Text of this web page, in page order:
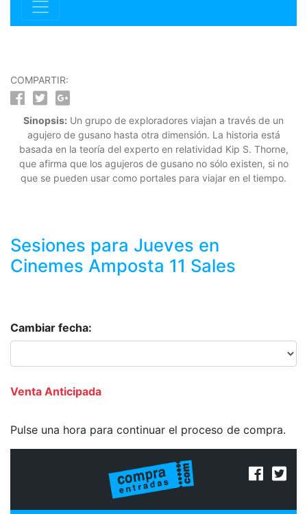
COMPARTIR:
Sinopsis: Un grupo de exploradores viajan a través de un
agujero de gusano hasta otra dimensión. La historia está
basada en la teoría del experto en relatividad Kip S. Thorne,
que afirma que los agujeros de gusano no sólo existen, si no
que se pueden usar como portales para viajar en el tiempo.
Sesiones para Jueves en
Cinemes Amposta 11 Sales
Cambiar fecha:
Venta Anticipada
Pulse una hora para continuar el proceso de compra.